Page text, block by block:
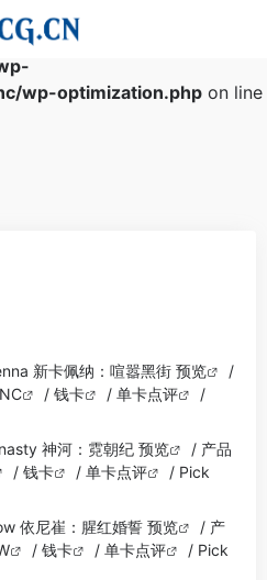
in
wp-optimization.php on line
新卡佩纳：喧嚣黑街 预览
/
/ 钱卡 / 单卡点评
/
神河：霓朝纪 预览
/ 产品
/ 钱卡 / 单卡点评 / Pick
依尼崔：腥红婚誓 预览
/ 产
/ 钱卡 / 单卡点评 / Pick